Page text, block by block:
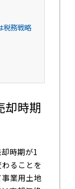
税務戦略
却時期
時期が1
ることを
業用土地